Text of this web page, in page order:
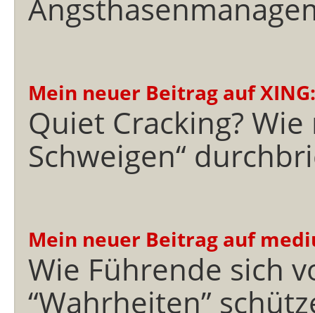
Mein neuer Beitrag auf XING:
Quiet Cracking?
Schweigen“
Mein neuer Beitrag auf
Wie Führende sich
“Wahrheiten”